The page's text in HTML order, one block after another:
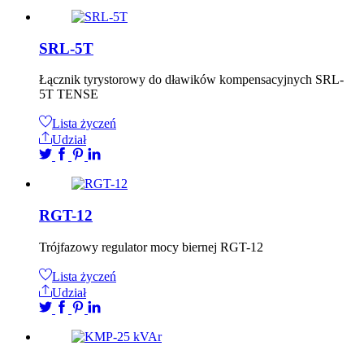
SRL-5T
Łącznik tyrystorowy do dławików kompensacyjnych SRL-
5T TENSE
Lista życzeń
Udział
RGT-12
Trójfazowy regulator mocy biernej RGT-12
Lista życzeń
Udział